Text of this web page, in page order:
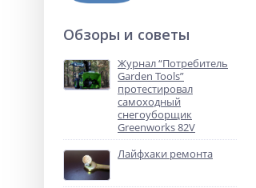
Обзоры и советы
Журнал “Потребитель
Garden Tools”
протестировал
самоходный
снегоуборщик
Greenworks 82V
Лайфхаки ремонта